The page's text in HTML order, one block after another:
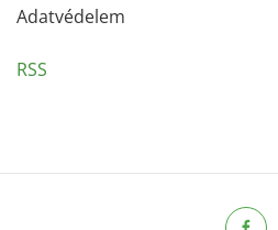
Adatvédelem
RSS